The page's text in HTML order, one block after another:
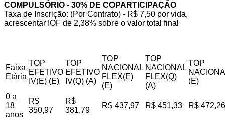
COMPULSÓRIO - 30% DE COPARTICIPAÇÃO
Taxa de Inscrição: (Por Contrato) - R$ 7,50 por vida,
acrescentar IOF de 2,38% sobre o valor total final
Faixa
Etária
TOP
EFETIVO
IV(E) (E)
TOP
EFETIVO
IV(Q) (A)
TOP
NACIONAL
FLEX(E)
(E)
TOP
NACIONAL
FLEX(Q)
(A)
TOP
(E)
0 a
18
anos
R$
350,97
R$
381,79
R$ 437,97 R$ 451,33 R$ 472,26